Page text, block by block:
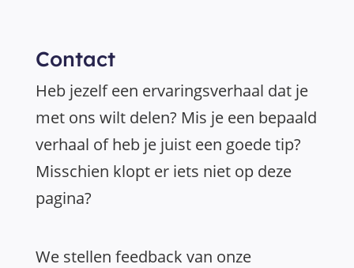
Contact
Heb jezelf een ervaringsverhaal dat je
met ons wilt delen? Mis je een bepaald
verhaal of heb je juist een goede tip?
Misschien klopt er iets niet op deze
pagina?
We stellen feedback van onze